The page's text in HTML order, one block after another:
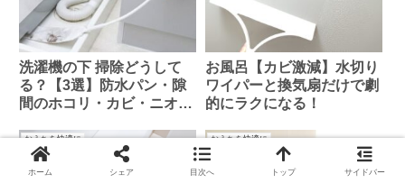
洗濯機の下 掃除どうして
る？【3選】防水パン・隙
間のホコリ・カビ・ニオイ
お風呂【カビ激減】水切り
ワイパーと換気扇だけで劇
的にラクになる！
おうちを快適に おうちを快適に
ホーム シェア 目次へ トップ サイドバー